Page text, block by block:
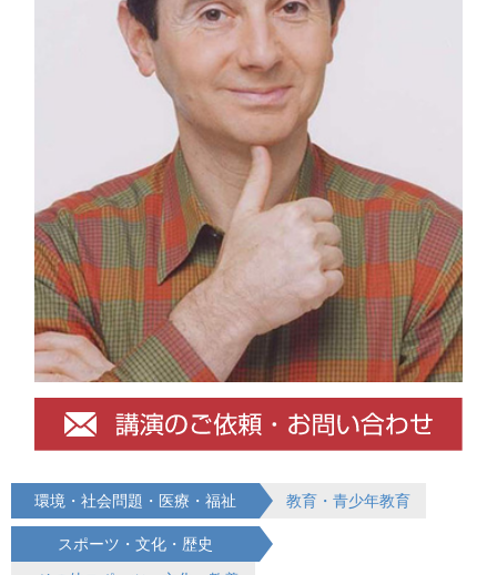
環境・社会問題・医療・福祉 教育・青少年教育
スポーツ・文化・歴史